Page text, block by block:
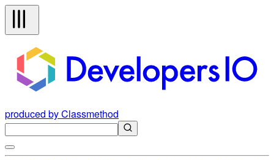
produced by Classmethod